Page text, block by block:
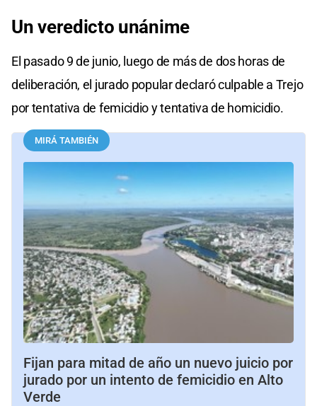
Un veredicto unánime
El pasado 9 de junio, luego de más de dos horas de
deliberación, el jurado popular declaró culpable a Trejo
por tentativa de femicidio y tentativa de homicidio.
MIRÁ TAMBIÉN
Fijan para mitad de año un nuevo juicio por
jurado por un intento de femicidio en Alto
Verde